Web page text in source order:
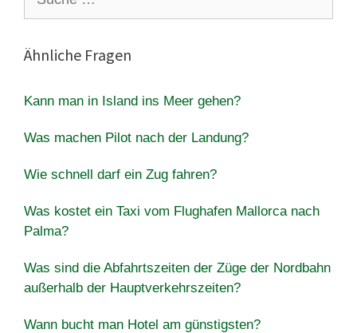
nach:
Ähnliche Fragen
Kann man in Island ins Meer gehen?
Was machen Pilot nach der Landung?
Wie schnell darf ein Zug fahren?
Was kostet ein Taxi vom Flughafen Mallorca nach
Palma?
Was sind die Abfahrtszeiten der Züge der Nordbahn
außerhalb der Hauptverkehrszeiten?
Wann bucht man Hotel am günstigsten?